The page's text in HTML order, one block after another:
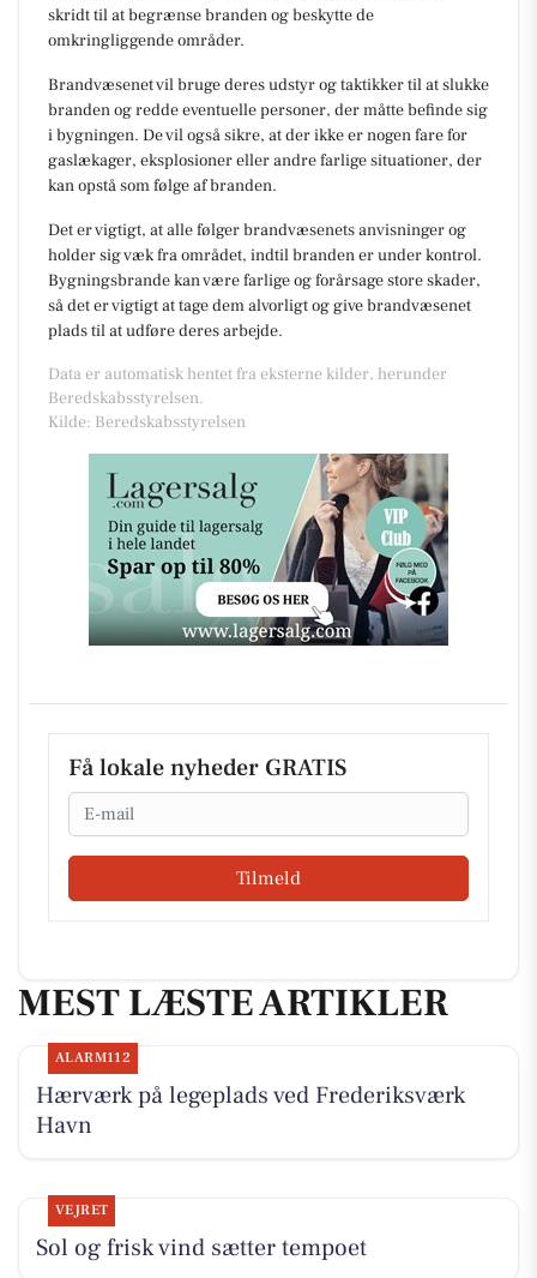
skridt til at begrænse branden og beskytte de
omkringliggende områder.
Brandvæsenet vil bruge deres udstyr og taktikker til at slukke
branden og redde eventuelle personer, der måtte befinde sig
i bygningen. De vil også sikre, at der ikke er nogen fare for
gaslækager, eksplosioner eller andre farlige situationer, der
kan opstå som følge af branden.
Det er vigtigt, at alle følger brandvæsenets anvisninger og
holder sig væk fra området, indtil branden er under kontrol.
Bygningsbrande kan være farlige og forårsage store skader,
så det er vigtigt at tage dem alvorligt og give brandvæsenet
plads til at udføre deres arbejde.
Data er automatisk hentet fra eksterne kilder, herunder
Beredskabsstyrelsen.
Kilde: Beredskabsstyrelsen
Få lokale nyheder GRATIS
Email
Tilmeld
MEST LÆSTE ARTIKLER
ALARM112
Hærværk på legeplads ved Frederiksværk
Havn
VEJRET
Sol og frisk vind sætter tempoet